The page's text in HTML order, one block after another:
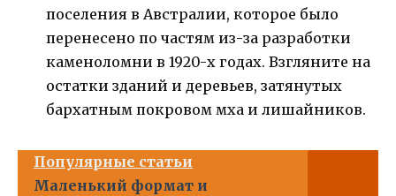
поселения в Австралии, которое было
перенесено по частям из-за разработки
каменоломни в 1920-х годах. Взгляните на
остатки зданий и деревьев, затянутых
бархатным покровом мха и лишайников.
Популярные статьи
Маленький формат и